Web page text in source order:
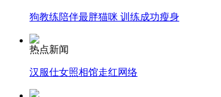
消防员救轻生者
狗教练陪伴最胖猫咪 训练成功瘦身
热点新闻
汉服仕女照相馆走红网络